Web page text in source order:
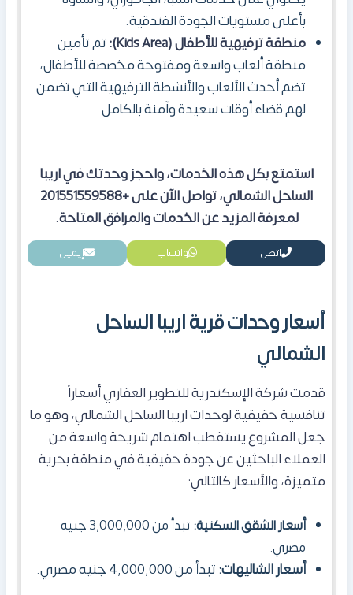
بأعلى مستويات الجودة الفندقية.
منطقة ترفيهية للأطفال (Kids Area):
تم تأمين
منطقة ألعاب واسعة ومفتوحة مخصصة للأطفال،
تضم أحدث الألعاب والأنشطة الترفيهية التي تضمن
لهم قضاء أوقات سعيدة وآمنة بالكامل.
استمتع بكل هذه الخدمات، واحجز وحدتك في اريبا
الساحل الشمالي، تواصل الآن على +201551559588
لمعرفة المزيد عن الخدمات والمرافق المتاحة.
اتصل واتساب إيميل
أسعار وحدات قرية اريبا الساحل
الشمالي
قدمت شركة الإسكندرية للتطوير العقاري أسعاراً
تنافسية حقيقية لوحدات اريبا الساحل الشمالي، وهو ما
جعل المشروع يستقطب اهتمام شريحة واسعة من
العملاء الباحثين عن جودة حقيقية في منطقة بحرية
متميزة، والأسعار كالتالي:
أسعار الشقق السكنية:
تبدأ من 3,000,000 جنيه
مصري.
أسعار الشاليهات:تبدأ من 4,000,000 جنيه مصري.